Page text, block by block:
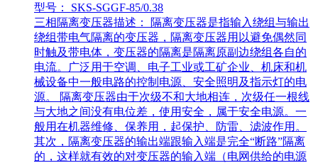
型号： SKS-SGGF-85/0.38
三相隔离变压器描述： 隔离变压器是指输入绕组与输出
绕组带电气隔离的变压器，隔离变压器用以避免偶然同
时触及带电体，变压器的隔离是隔离原副边绕组各自的
电流。广泛用于空调、电子工业或工矿企业、机床和机
械设备中一般电路的控制电源、安全照明及指示灯的电
源。 隔离变压器由于次级不和大地相连，次级任一根线
与大地之间没有电位差，使用安全，属于安全电源。一
般用在机器维修、保养用，起保护、防雷、滤波作用。
其次，隔离变压器的输出端跟输入端是完全“断路”隔离
的，这样就有效的对变压器的输入端（电网供给的电源